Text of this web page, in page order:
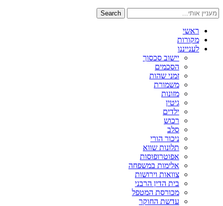
Search
ראשי
מקורות
לענייננו
יישוב סכסוך
הסכמים
זמני שהות
משמורת
מזונות
גיטין
ילדים
רכוש
סלב
ניכור הורי
תלונות שווא
אפוטרופוסות
אלימות במשפחה
צוואות וירושות
בית הדין הרבני
מכורסת המטפל
עדשת החוקר